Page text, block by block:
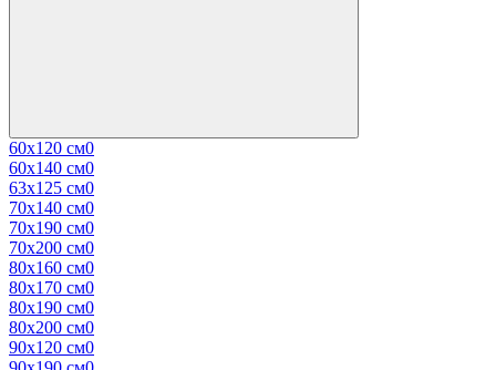
60х120 см0
60х140 см0
63х125 см0
70х140 см0
70х190 см0
70х200 см0
80х160 см0
80х170 см0
80х190 см0
80х200 см0
90х120 см0